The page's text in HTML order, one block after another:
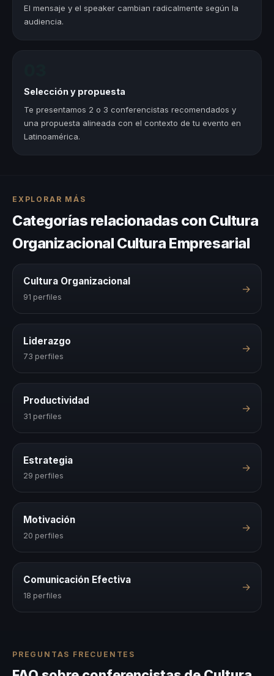
El mensaje y el speaker cambian radicalmente según la
audiencia.
Selección y propuesta
Te presentamos 2 o 3 conferencistas recomendados y
una propuesta alineada con el contexto de tu evento en
Latinoamérica.
EXPLORAR MÁS
Categorías relacionadas con Cultura
Organizacional Cultura Empresarial
Cultura Organizacional
91 perfiles
→
Liderazgo
73 perfiles
→
Productividad
31 perfiles
→
Estrategia
29 perfiles
→
Motivación
20 perfiles
→
Comunicación Efectiva
18 perfiles
→
PREGUNTAS FRECUENTES